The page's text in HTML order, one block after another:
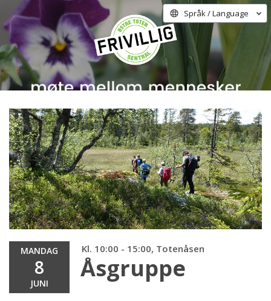
Språk / Language
MANDAG
8
JUNI
Kl. 10:00 - 15:00, Totenåsen
Åsgruppe